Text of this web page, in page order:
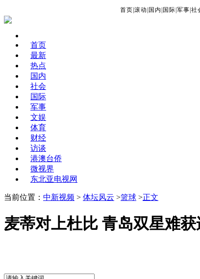
首页 滚动 国内 国际 军事 社
首页
最新
热点
国内
社会
国际
军事
文娱
体育
财经
访谈
港澳台侨
微视界
东北亚电视网
当前位置： 中新视频 > 体坛风云 >篮球 >正文
麦蒂对上杜比 青岛双星难获